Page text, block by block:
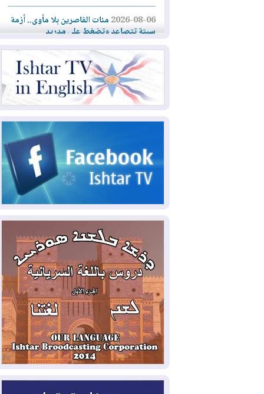
2026-08-06مئات القاصرين بلا مأوى.. أزمة
سبتة تتصاعد وتضغط على مدريد
2026-08-05
لمدة عام.. بدء توريد 100
مليون قدم مكعب يومياً من غاز كورمور في
إقليم كوردستان إلى وزارة الكهرباء العراقية
ملامح أخطر التحديات التي تواجه العراق
2026-08-05
حرائق فرنسا.. توقيف 402
شخص بينهم 156 قاصرا منذ بداية موسم
الحرائق
2026-08-04سومو: إنتاج النفط في إقليم
كوردستان انخفض إلى أقل من 10%
2026-08-04ملفات حقبة الكاظمي تعود إلى
الواجهة.. أنباء عن مراجعات قضائية
وتحقيقات أوسع في قضايا فساد
2026-08-04بيترو يشكو تزوير الانتخابات
الرئاسية ويحذر من "حرب أهلية" في
كولومبيا
2026-08-03رئيس إقليم كوردستان في